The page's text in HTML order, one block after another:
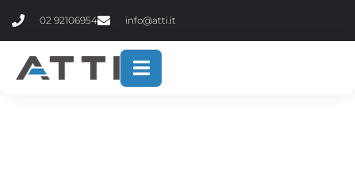
02 92106954 info@atti.it